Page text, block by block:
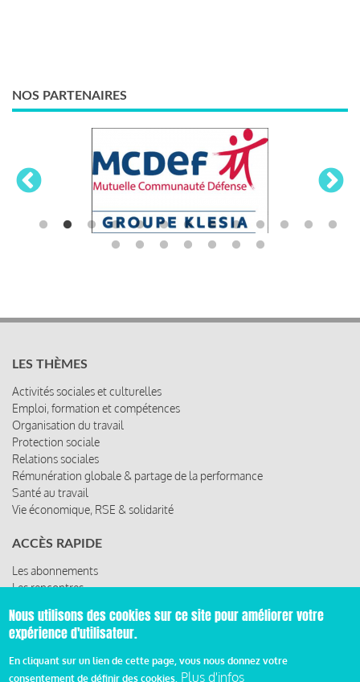
NOS PARTENAIRES
LES THÈMES
Activités sociales et culturelles
Emploi, formation et compétences
Organisation du travail
Protection sociale
Relations sociales
Rémunération globale & partage de la performance
Santé au travail
Vie économique, RSE & solidarité
ACCÈS RAPIDE
Les abonnements
Les rencontres
© 2019 Miroir Social - Réalisé par
Nous utilisons des cookies sur ce site pour améliorer votre
expérience d'utilisateur.
En cliquant sur un lien de cette page, vous nous donnez votre
consentement de définir des cookies. Plus d'infos